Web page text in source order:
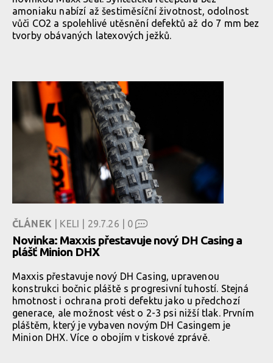
amoniaku nabízí až šestiměsíční životnost, odolnost
vůči CO2 a spolehlivé utěsnění defektů až do 7 mm bez
tvorby obávaných latexových ježků.
ČLÁNEK | KELI | 29.7.26 | 0
Novinka: Maxxis přestavuje nový DH Casing a
plášť Minion DHX
Maxxis přestavuje nový DH Casing, upravenou
konstrukci bočnic pláště s progresivní tuhostí. Stejná
hmotnost i ochrana proti defektu jako u předchozí
generace, ale možnost vést o 2-3 psi nižší tlak. Prvním
pláštěm, který je vybaven novým DH Casingem je
Minion DHX. Více o obojím v tiskové zprávě.